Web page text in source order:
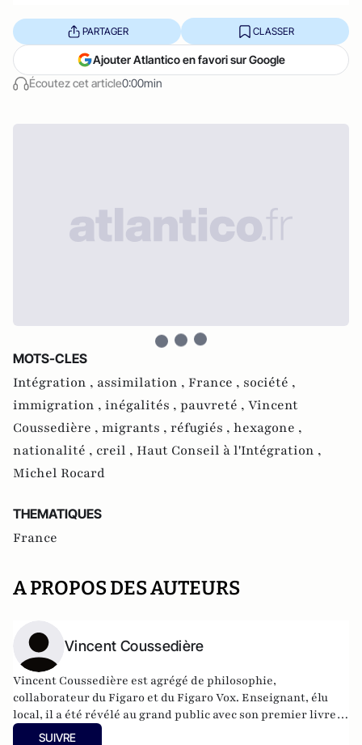
Écoutez cet article0:00min
PARTAGER CLASSER
Ajouter Atlantico en favori sur Google
MOTS-CLES
Intégration , assimilation , France , société ,
immigration , inégalités , pauvreté , Vincent
Coussedière , migrants , réfugiés , hexagone ,
nationalité , creil , Haut Conseil à l'Intégration ,
Michel Rocard
THEMATIQUES
France
A PROPOS DES AUTEURS
Vincent Coussedière
Vincent Coussedière est agrégé de philosophie,
collaborateur du Figaro et du Figaro Vox. Enseignant, élu
local, il a été révélé au grand public avec son premier livre
Eloge du populisme (2012).
SUIVRE